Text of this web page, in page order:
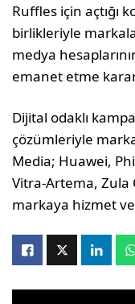
Ruffles için açtığı
birlikleriyle
medya
emanet etme
Dijital odaklı
çözümleriyle
Media; Huawei,
Vitra-Artema, Zula
markaya hizmet